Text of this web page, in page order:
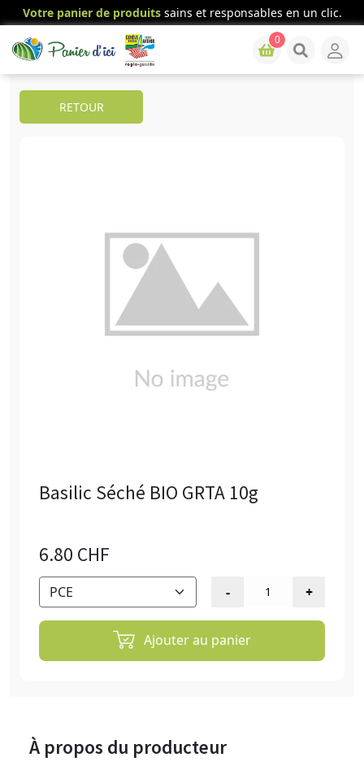
Votre panier de produitssains et responsables en un clic.
0
RETOUR
Basilic Séché BIO GRTA 10g
6.80 CHF
Ajouter au panier
À propos du producteur